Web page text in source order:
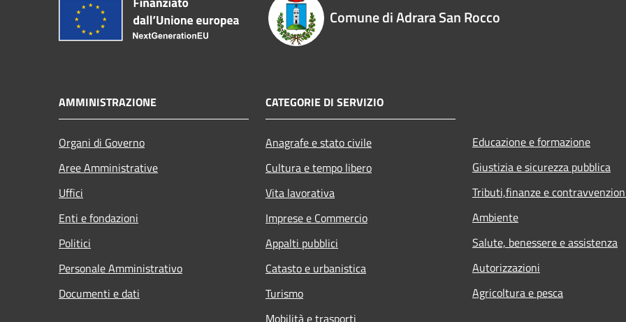
Comune di Adrara San Rocco
AMMINISTRAZIONE
Organi di Governo
Aree Amministrative
Uffici
Enti e fondazioni
Politici
Personale Amministrativo
Documenti e dati
CATEGORIE DI SERVIZIO
Anagrafe e stato civile
Cultura e tempo libero
Vita lavorativa
Imprese e Commercio
Appalti pubblici
Catasto e urbanistica
Turismo
Mobilità e trasporti
Educazione e formazione
Giustizia e sicurezza pubblica
Tributi,finanze e
Ambiente
Salute, benessere e assistenza
Autorizzazioni
Agricoltura e pesca